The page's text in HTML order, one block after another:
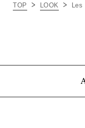
TOP LOOK
2022 SPRING /
2022 SPRING /
2021